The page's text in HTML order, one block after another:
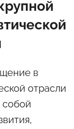
в
отрасли
собой